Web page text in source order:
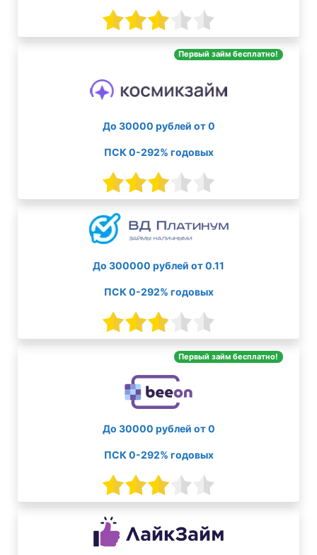
Первый займ бесплатно!
До 30000 рублей от 0
ПСК 0-292% годовых
До 300000 рублей от 0.11
ПСК 0-292% годовых
Первый займ бесплатно!
До 30000 рублей от 0
ПСК 0-292% годовых